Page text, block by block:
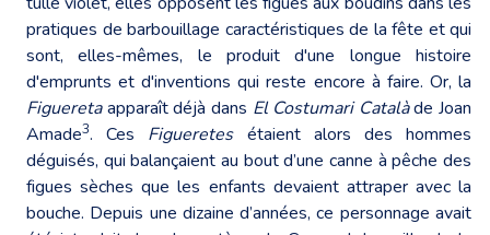
pratiques de barbouillage caractéristiques de la fête et qui
sont, elles-mêmes, le produit d'une longue histoire
d'emprunts et d'inventions qui reste encore à faire. Or, la
Figueretaapparaît déjà dans El Costumari Catalàde Joan
Amade3. Ces Figueretesétaient alors des hommes
déguisés, qui balançaient au bout d’une canne à pêche des
figues sèches que les enfants devaient attraper avec la
bouche. Depuis une dizaine d’années, ce personnage avait